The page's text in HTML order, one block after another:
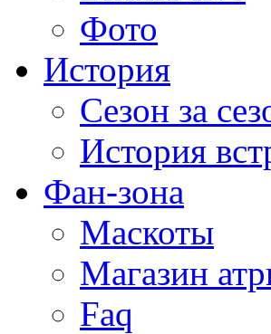
Фото
История
Сезон за
История
Фан-зона
Маскоты
Магазин
Faq